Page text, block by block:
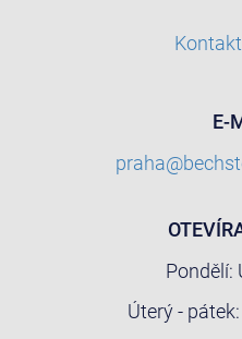
E-
Pondělí:
Úterý -